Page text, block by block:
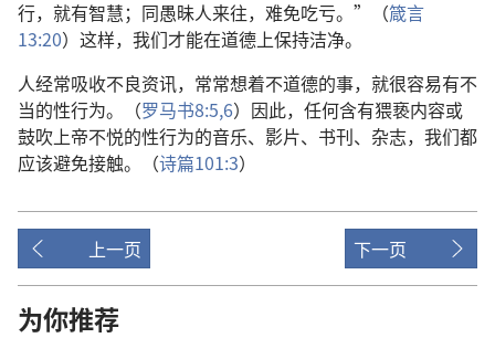
行，就有智慧；同愚昧人来往，难免吃亏。”（箴言
13:20）这样，我们才能在道德上保持洁净。
人经常吸收不良资讯，常常想着不道德的事，就很容易有不
当的性行为。（罗马书8:5,6）因此，任何含有猥亵内容或
鼓吹上帝不悦的性行为的音乐、影片、书刊、杂志，我们都
应该避免接触。（诗篇101:3）
上一页 下一页
为你推荐